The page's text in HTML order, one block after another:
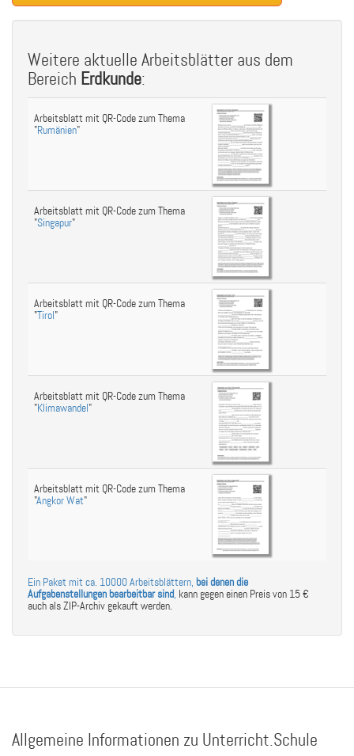
Weitere aktuelle Arbeitsblätter aus dem
Bereich Erdkunde:
Arbeitsblatt mit QR-Code zum Thema
"Rumänien"
Arbeitsblatt mit QR-Code zum Thema
"Singapur"
Arbeitsblatt mit QR-Code zum Thema
"Tirol"
Arbeitsblatt mit QR-Code zum Thema
"Klimawandel"
Arbeitsblatt mit QR-Code zum Thema
"Angkor Wat"
Ein Paket mit ca. 10000 Arbeitsblättern, bei denen die
Aufgabenstellungen bearbeitbar sind, kann gegen einen Preis von 15 €
auch als ZIP-Archiv gekauft werden.
Allgemeine Informationen zu Unterricht.Schule